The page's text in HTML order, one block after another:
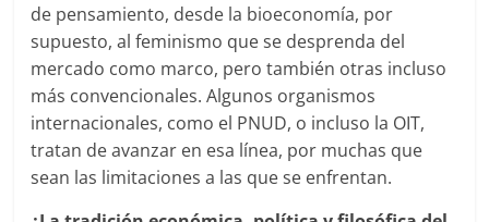
de pensamiento, desde la bioeconomía, por
supuesto, al feminismo que se desprenda del
mercado como marco, pero también otras incluso
más convencionales. Algunos organismos
internacionales, como el PNUD, o incluso la OIT,
tratan de avanzar en esa línea, por muchas que
sean las limitaciones a las que se enfrentan.